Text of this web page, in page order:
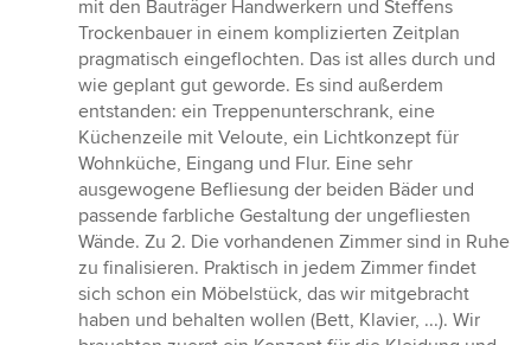
mit den Bauträger Handwerkern und Steffens
Trockenbauer in einem komplizierten Zeitplan
pragmatisch eingeflochten. Das ist alles durch und
wie geplant gut geworde. Es sind außerdem
entstanden: ein Treppenunterschrank, eine
Küchenzeile mit Veloute, ein Lichtkonzept für
Wohnküche, Eingang und Flur. Eine sehr
ausgewogene Befliesung der beiden Bäder und
passende farbliche Gestaltung der ungefliesten
Wände. Zu 2. Die vorhandenen Zimmer sind in Ruhe
zu finalisieren. Praktisch in jedem Zimmer findet
sich schon ein Möbelstück, das wir mitgebracht
haben und behalten wollen (Bett, Klavier, ...). Wir